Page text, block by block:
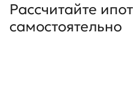
Рассчитайте
самостоятельно